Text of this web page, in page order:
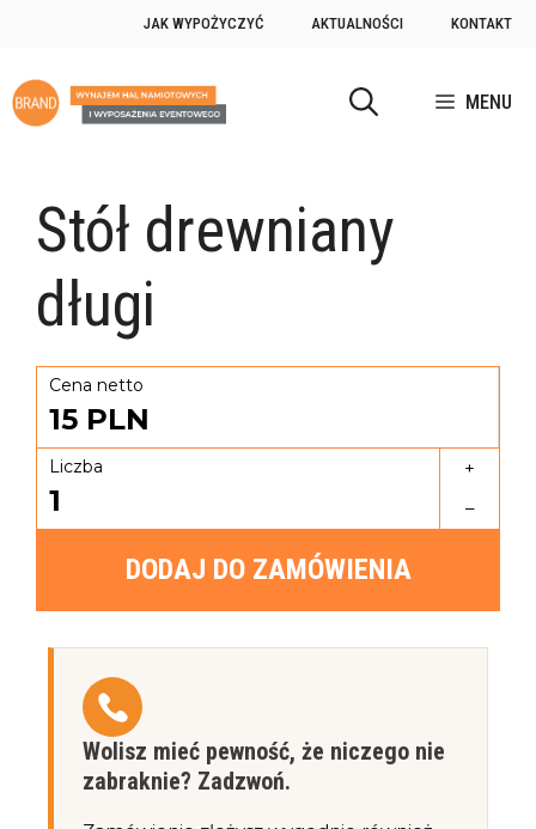
JAK WYPOŻYCZYĆ AKTUALNOŚCI KONTAKT
MENU
Stół drewniany
długi
Cena netto
15 PLN
Liczba
1
+
–
DODAJ DO ZAMÓWIENIA
Wolisz mieć pewność, że niczego nie
zabraknie? Zadzwoń.